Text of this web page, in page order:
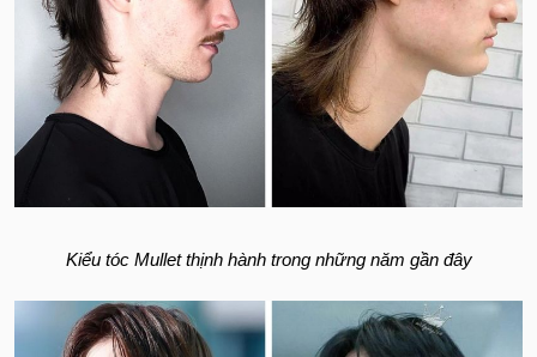
Kiểu tóc Mullet thịnh hành trong những năm gần đây